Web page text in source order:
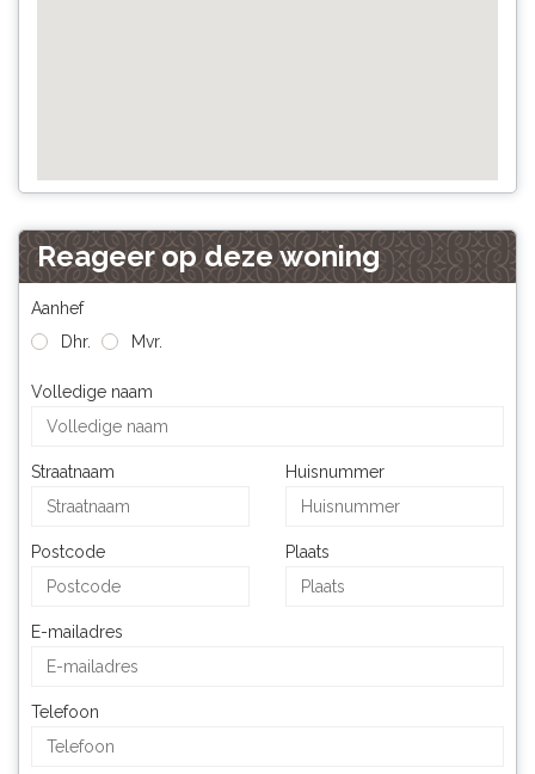
Reageer op deze woning
Aanhef
Dhr.
Mvr.
Volledige naam
Straatnaam Huisnummer
Postcode Plaats
E-mailadres
Telefoon